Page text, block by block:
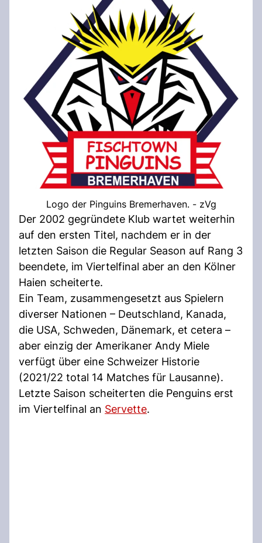
Logo der Pinguins Bremerhaven. - zVg
Der 2002 gegründete Klub wartet weiterhin
auf den ersten Titel, nachdem er in der
letzten Saison die Regular Season auf Rang 3
beendete, im Viertelfinal aber an den Kölner
Haien scheiterte.
Ein Team, zusammengesetzt aus Spielern
diverser Nationen – Deutschland, Kanada,
die USA, Schweden, Dänemark, et cetera –
aber einzig der Amerikaner Andy Miele
verfügt über eine Schweizer Historie
(2021/22 total 14 Matches für Lausanne).
Letzte Saison scheiterten die Penguins erst
im Viertelfinal an Servette.